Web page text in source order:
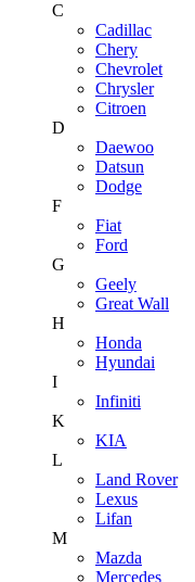
C
Cadillac
Chery
Chevrolet
Chrysler
Citroen
D
Daewoo
Datsun
Dodge
F
Fiat
Ford
G
Geely
Great Wall
H
Honda
Hyundai
I
Infiniti
K
KIA
L
Land Rover
Lexus
Lifan
M
Mazda
Mercedes